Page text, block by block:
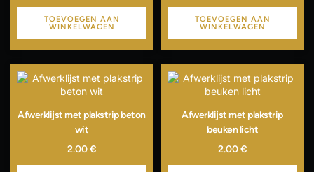
TOEVOEGEN AAN
WINKELWAGEN
TOEVOEGEN AAN
WINKELWAGEN
Afwerklijst met plakstrip beton
wit
2.00€
Afwerklijst met plakstrip
beuken licht
2.00€